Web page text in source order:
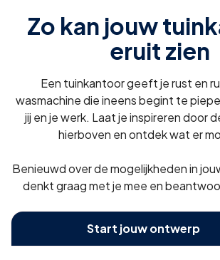
Zo kan jouw
eruit zien
Een tuinkantoor geeft je rust en
wasmachine die ineens begint te
jij en je werk. Laat je inspireren door
hierboven en ontdek wat er
Benieuwd over de mogelijkheden in
denkt graag met je mee en
Start jouw ontwerp